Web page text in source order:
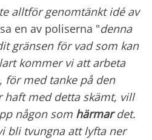
alltför genomtänkt idé av
en av poliserna "denna
gränsen för vad som kan
kommer vi att arbeta
för med tanke på den
haft med detta skämt, vill
någon som härmardet.
bli tvungna att lyfta ner